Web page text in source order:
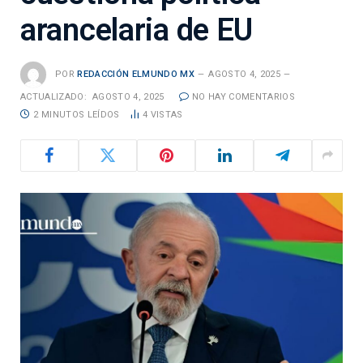
arancelaria de EU
POR REDACCIÓN ELMUNDO MX AGOSTO 4, 2025
ACTUALIZADO: AGOSTO 4, 2025
NO HAY COMENTARIOS
2 MINUTOS LEÍDOS
4 VISTAS